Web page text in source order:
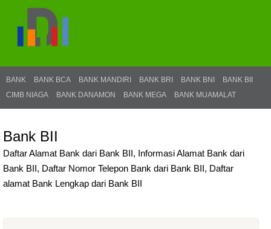
BANK BANK BCA BANK MANDIRI BANK BRI BANK BNI
BANK BII
CIMB NIAGA
BANK DANAMON BANK MEGA BANK MUAMALAT
Bank BII
Daftar Alamat Bank dari Bank BII, Informasi Alamat Bank dari
Bank BII, Daftar Nomor Telepon Bank dari Bank BII, Daftar
alamat Bank Lengkap dari Bank BII